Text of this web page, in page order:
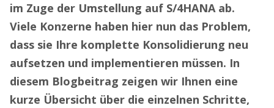
im Zuge der Umstellung auf S/4HANA ab.
Viele Konzerne haben hier nun das Problem,
dass sie Ihre komplette Konsolidierung neu
aufsetzen und implementieren müssen. In
diesem Blogbeitrag zeigen wir Ihnen eine
kurze Übersicht über die einzelnen Schritte,